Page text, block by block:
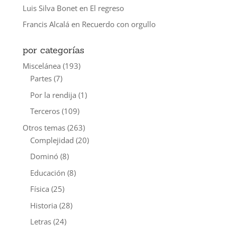
Luis Silva Boneten El regreso
Francis Alcalá en Recuerdo con orgullo
por categorías
Miscelánea (193)
Partes(7)
Por la rendija (1)
Terceros(109)
Otros temas(263)
Complejidad (20)
Dominó(8)
Educación (8)
Física (25)
Historia (28)
Letras(24)